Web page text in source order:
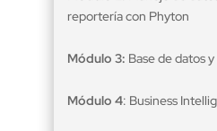
reportería con Phyton
Módulo 3: Base de datos
Módulo 4: Business